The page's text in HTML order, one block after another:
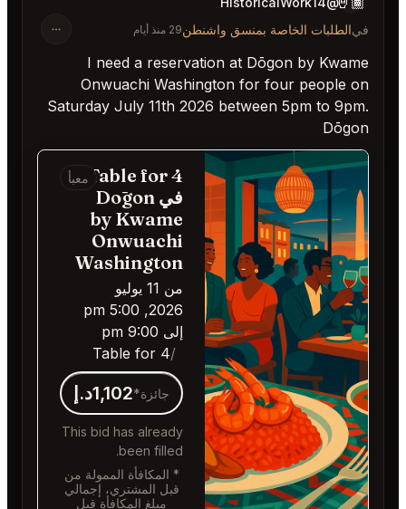
I need a
Onwuachi
Saturday July 11th
Table for 4
في Dōgon
by Kwame
Onwuachi
Washington
من 11 يوليو
إلى 9:00 pm
Table for 4
معبأ
جائزة*1,102د.إ
This bid has already
been filled.
* المكافأة الممولة من
قبل المشتري، إجمالي
مبلغ المكافأة قبل